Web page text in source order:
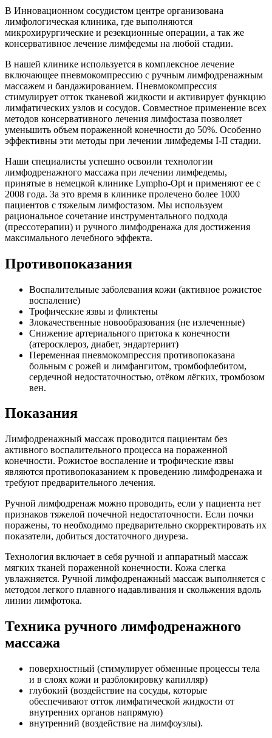
В Инновационном сосудистом центре организована
лимфологическая клиника, где выполняются
микрохирургические и резекционные операции, а так же
консервативное лечение лимфедемы на любой стадии.
В нашей клинике используется в комплексное лечение
включающее пневмокомпрессию с ручным лимфодренажным
массажем и бандажированием. Пневмокомпрессия
стимулирует отток тканевой жидкости и активирует функцию
лимфатических узлов и сосудов. Совместное применение всех
методов консервативного лечения лимфостаза позволяет
уменьшить объем пораженной конечности до 50%. Особенно
эффективны эти методы при лечении лимфедемы I-II стадии.
Наши специалисты успешно освоили технологии
лимфодренажного массажа при лечении лимфедемы,
принятые в немецкой клинике Lympho-Opt и применяют ее с
2008 года. За это время в клинике пролечено более 1000
пациентов с тяжелым лимфостазом. Мы используем
рациональное сочетание инструментального подхода
(прессотерапии) и ручного лимфодренажа для достижения
максимального лечебного эффекта.
Противопоказания
Воспалительные заболевания кожи (активное рожистое
воспаление)
Трофические язвы и фликтены
Злокачественные новообразования (не излеченные)
Снижение артериального притока к конечности
(атеросклероз, диабет, эндартериит)
Переменная пневмокомпрессия противопоказана
больным с рожей и лимфангитом, тромбофлебитом,
сердечной недостаточностью, отёком лёгких, тромбозом
вен.
Показания
Лимфодренажный массаж проводится пациентам без
активного воспалительного процесса на пораженной
конечности. Рожистое воспаление и трофические язвы
являются противопоказанием к проведению лимфодренажа и
требуют предварительного лечения.
Ручной лимфодренаж можно проводить, если у пациента нет
признаков тяжелой почечной недостаточности. Если почки
поражены, то необходимо предварительно скорректировать их
показатели, добиться достаточного диуреза.
Технология включает в себя ручной и аппаратный массаж
мягких тканей пораженной конечности. Кожа слегка
увлажняется. Ручной лимфодренажный массаж выполняется с
методом легкого плавного надавливания и скольжения вдоль
линии лимфотока.
Техника ручного лимфодренажного
массажа
поверхностный (стимулирует обменные процессы тела
и в слоях кожи и разблокировку капилляр)
глубокий (воздействие на сосуды, которые
обеспечивают отток лимфатической жидкости от
внутренних органов напрямую)
внутренний (воздействие на лимфоузлы).